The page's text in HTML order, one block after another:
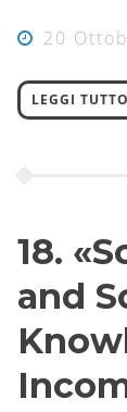
20
LEGGI TUTTO
18.
and